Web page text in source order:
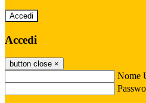
Accedi
Accedi
button close ×
Nome